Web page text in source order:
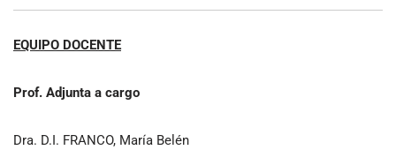
EQUIPO DOCENTE
Prof. Adjunta a cargo
Dra. D.I. FRANCO, María Belén